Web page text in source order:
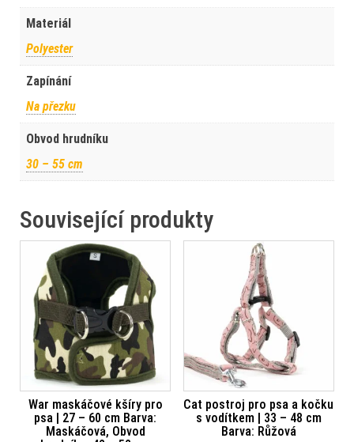
Materiál
Polyester
Zapínání
Na přezku
Obvod hrudníku
30 – 55 cm
Související produkty
War maskáčové kšíry pro
psa | 27 – 60 cm Barva:
Maskáčová, Obvod
Cat postroj pro psa a kočku
s vodítkem | 33 – 48 cm
Barva: Růžová